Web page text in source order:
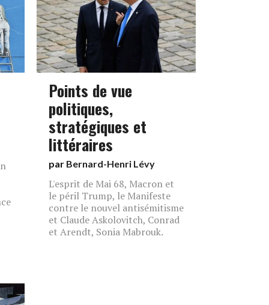
Points de vue
politiques,
stratégiques et
littéraires
par Bernard-Henri Lévy
L'esprit de Mai 68, Macron et
le péril Trump, le Manifeste
contre le nouvel antisémitisme
et Claude Askolovitch, Conrad
et Arendt, Sonia Mabrouk.